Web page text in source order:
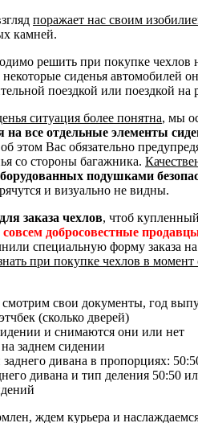
поражает нас своим
камней.
решить при покупке чехлов
сиденья автомобилей
поездкой или поездкой на
ситуация более понятна, мы
на все отдельные элементы
этом Вас обязательно
со стороны багажника.
подушками
и визуально не видны.
заказа чехлов, чтоб
добросовестные
специальную форму заказа
при покупке чехлов в момент
свои документы, год
(сколько дверей)
и снимаются они или нет
заднем сидении
дивана в пропорциях:
дивана и тип деления 50:50
ждем курьера и